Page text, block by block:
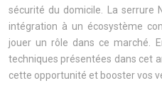
sécurité du domicile. La serrure
intégration à un écosystème
jouer un rôle dans ce marché.
techniques présentées dans cet
cette opportunité et booster vos